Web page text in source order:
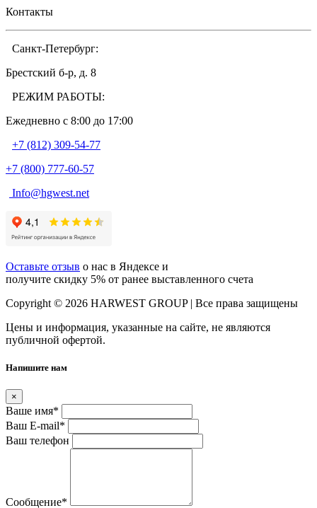
Контакты
Санкт-Петербург:
Брестский б-р, д. 8
РЕЖИМ РАБОТЫ:
Ежедневно c 8:00 до 17:00
+7 (812) 309-54-77
+7 (800) 777-60-57
Info@hgwest.net
Оставьте отзыв о нас в Яндексе и
получите скидку 5% от ранее выставленного счета
Copyright © 2026 HARWEST GROUP | Все права защищены
Цены и информация, указанные на сайте, не являются
публичной офертой.
Напишите нам
×
Ваше имя*
Ваш E-mail*
Ваш телефон
Сообщение*